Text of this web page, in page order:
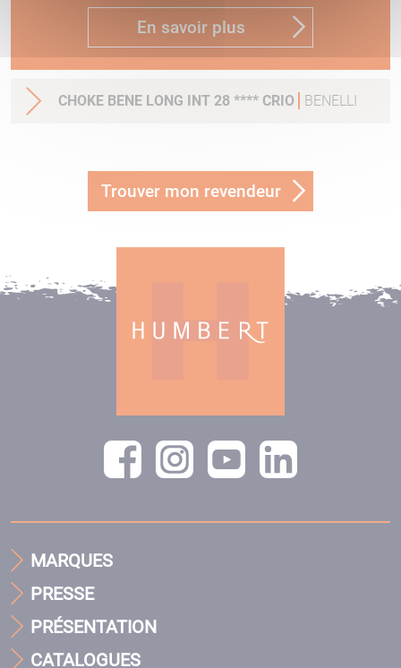
En savoir plus
CHOKE BENE LONG INT 28 **** CRIO BENELLI
Trouver mon revendeur
MARQUES
PRESSE
PRÉSENTATION
CATALOGUES